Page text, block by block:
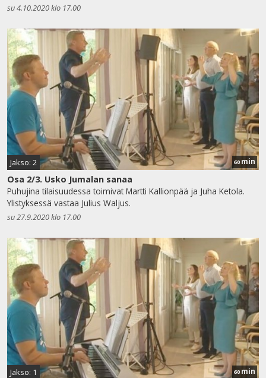
su 4.10.2020 klo 17.00
Jakso: 2 60 min
Osa 2/3. Usko Jumalan sanaa
Puhujina tilaisuudessa toimivat Martti Kallionpää ja Juha Ketola.
Ylistyksessä vastaa Julius Waljus.
su 27.9.2020 klo 17.00
Jakso: 1 60 min